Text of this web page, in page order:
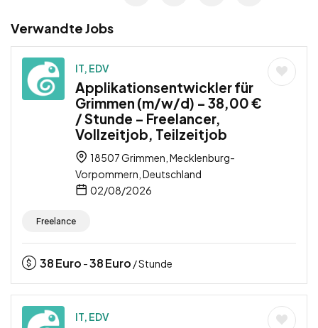
Verwandte Jobs
IT, EDV
Applikationsentwickler für
Grimmen (m/w/d) – 38,00 €
/ Stunde – Freelancer,
Vollzeitjob, Teilzeitjob
18507 Grimmen, Mecklenburg-
Vorpommern, Deutschland
02/08/2026
Freelance
38Euro -38Euro / Stunde
IT, EDV